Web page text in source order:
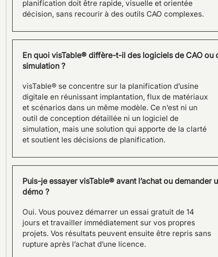
SAMSON AG conçoit l’usine
du futur avec le logiciel
visTable®
planification doit être rapide, visuelle et orientée
décision, sans recourir à des outils CAO complexes.
En quoi visTable® diffère-t-il des logiciels de CAO ou
simulation ?
visTable® se concentre sur la planification d’usine
digitale en réunissant implantation, flux de matériaux
et scénarios dans un même modèle. Ce n’est ni un
outil de conception détaillée ni un logiciel de
simulation, mais une solution qui apporte de la clarté
et soutient les décisions de planification.
Puis-je essayer visTable® avant l’achat ou demander
démo ?
Oui. Vous pouvez démarrer un essai gratuit de 14
jours et travailler immédiatement sur vos propres
projets. Vos résultats peuvent ensuite être repris sans
rupture après l’achat d’une licence.